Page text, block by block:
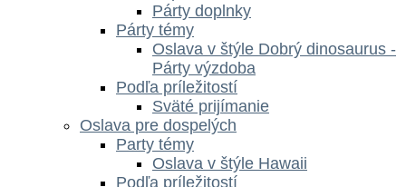
Párty doplnky
Párty témy
Oslava v štýle Dobrý dinosaurus -
Párty výzdoba
Podľa príležitostí
Sväté prijímanie
Oslava pre dospelých
Party témy
Oslava v štýle Hawaii
Podľa príležitostí